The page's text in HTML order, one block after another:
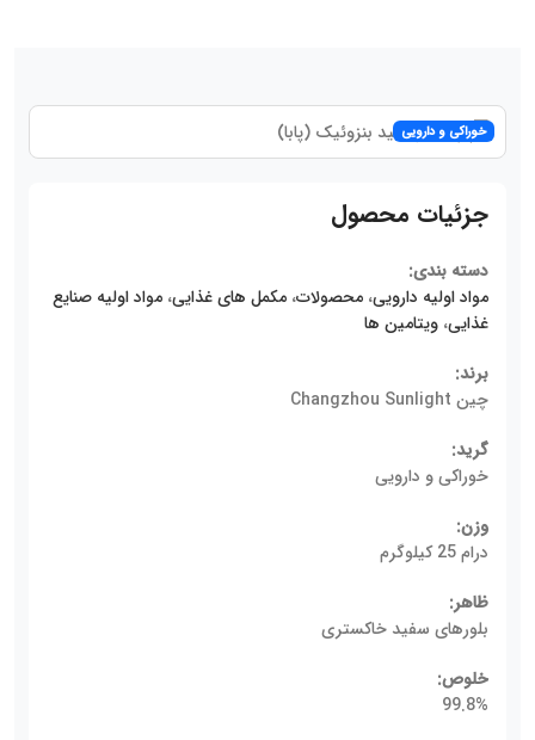
خوراکی و دارویی
جزئیات محصول
دسته بندی:
مواد اولیه دارویی، محصولات، مکمل های غذایی، مواد اولیه صنایع
غذایی، ویتامین ها
برند:
چین Changzhou Sunlight
گرید:
خوراکی و دارویی
وزن:
درام 25 کیلوگرم
ظاهر:
بلورهای سفید خاکستری
خلوص:
99.8%